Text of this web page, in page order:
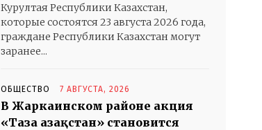
Курултая Республики Казахстан,
которые состоятся 23 августа 2026 года,
граждане Республики Казахстан могут
заранее...
ОБЩЕСТВО 7 АВГУСТА, 2026
В Жаркаинском районе акция
«Таза Қазақстан» становится